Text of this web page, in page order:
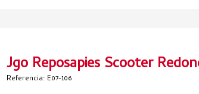
Jgo Reposapies Scooter
Referencia: E07-106